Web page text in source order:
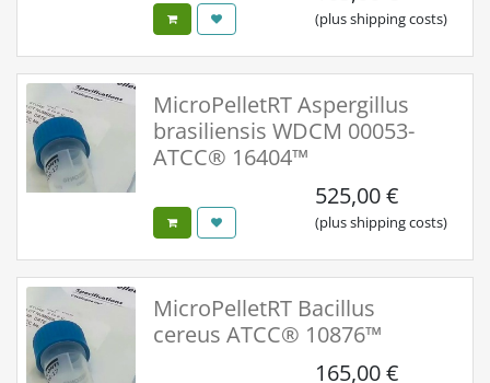
(plus shipping costs)
MicroPelletRT Aspergillus
brasiliensis WDCM 00053-
ATCC® 16404™
525,00€
(plus shipping costs)
MicroPelletRT Bacillus
cereus ATCC® 10876™
165,00€